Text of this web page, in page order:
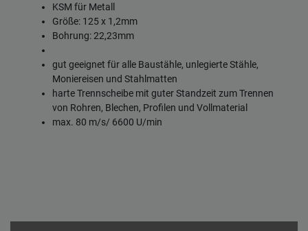
KSM für Metall
Größe: 125 x 1,2mm
Bohrung: 22,23mm
gut geeignet für alle Baustähle, unlegierte Stähle,
Moniereisen und Stahlmatten
harte Trennscheibe mit guter Standzeit zum Trennen
von Rohren, Blechen, Profilen und Vollmaterial
max. 80 m/s/ 6600 U/min